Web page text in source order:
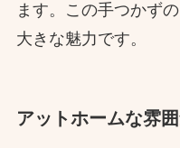
ます。この手つかず
大きな魅力です。
アットホームな雰